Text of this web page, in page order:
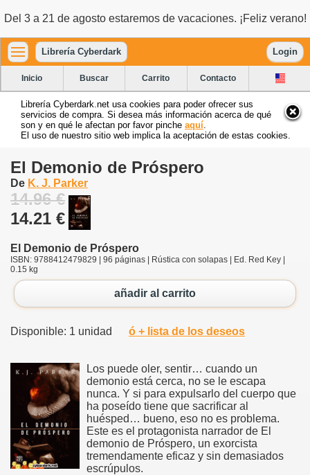
Del 3 a 21 de agosto estaremos de vacaciones. ¡Feliz verano!
Librería Cyberdark Login
Inicio Buscar Carrito Contacto
Librería Cyberdark.net usa cookies para poder ofrecer sus
servicios de compra. Si desea más información acerca de qué
son y en qué le afectan por favor pinche aquí
El uso de nuestro sitio web implica la aceptación de estas cookies.
El Demonio de Próspero
De K. J. Parker
14.96 €
14.21 €
El Demonio de Próspero
ISBN: 9788412479829 | 96 páginas | Rústica con solapas | Ed. Red Key |
0.15 kg
añadir al carrito
Disponible: 1 unidad ó + lista de los deseos
Los puede oler, sentir… cuando un
demonio está cerca, no se le escapa
nunca. Y si para expulsarlo del cuerpo que
ha poseído tiene que sacrificar al
huésped… bueno, eso no es problema.
Este es el protagonista narrador de El
demonio de Próspero, un exorcista
tremendamente eficaz y sin demasiados
escrúpulos.